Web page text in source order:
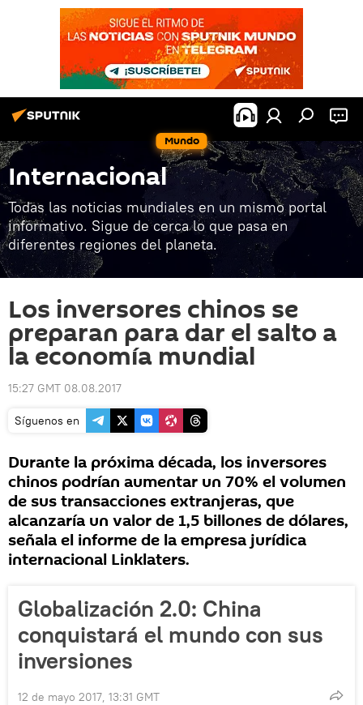
Mundo
Internacional
Todas las noticias mundiales en un mismo portal
informativo. Sigue de cerca lo que pasa en
diferentes regiones del planeta.
Los inversores chinos se
preparan para dar el salto a
la economía mundial
15:27 GMT 08.08.2017
Síguenos en
Durante la próxima década, los inversores
chinos podrían aumentar un 70% el volumen
de sus transacciones extranjeras, que
alcanzaría un valor de 1,5 billones de dólares,
señala el informe de la empresa jurídica
internacional Linklaters.
Globalización 2.0: China
conquistará el mundo con sus
inversiones
12 de mayo 2017, 13:31 GMT